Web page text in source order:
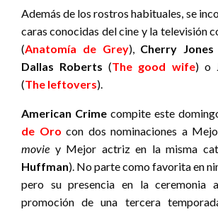
Además de los rostros habituales, se
caras conocidas del cine y la televisión
(Anatomía de Grey), Cherry Jones
Dallas Roberts (The good wife) o
(The leftovers).
American Crime compite este
de Oro con dos nominaciones a
movie y Mejor actriz en la misma
Huffman). No parte como favorita en
pero su presencia en la ceremonia
promoción de una tercera